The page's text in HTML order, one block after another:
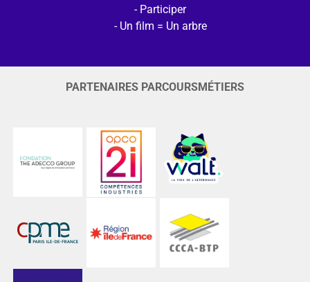
Participer
Un film = Un arbre
PARTENAIRES PARCOURSMÉTIERS